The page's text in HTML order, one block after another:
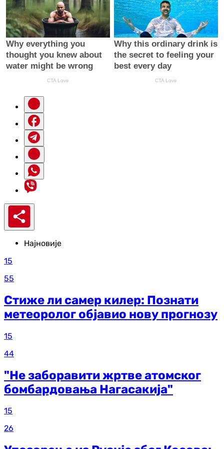
Најновије
15
55
Стиже ли самер килер: Познати
метеоролог објавио нову прогнозу
15
44
"Не заборавити жртве атомског
бомбардовања Нагасакија"
15
26